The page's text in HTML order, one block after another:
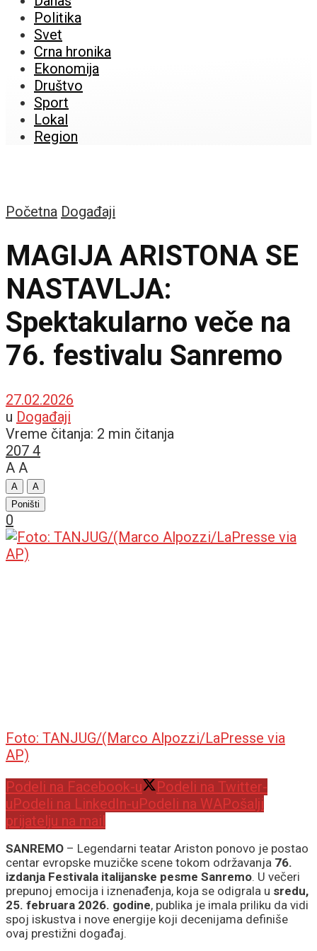
Politika
Svet
Crna hronika
Ekonomija
Društvo
Sport
Lokal
Region
Početna Događaji
MAGIJA ARISTONA SE
NASTAVLJA:
Spektakularno veče na
76. festivalu Sanremo
27.02.2026
u Događaji
Vreme čitanja: 2 min čitanja
207 4
A A
A
A
Poništi
0
Foto: TANJUG/(Marco Alpozzi/LaPresse via
AP)
Podeli na Facebook-u
Podeli na Twitter-
uPodeli na LinkedIn-uPodeli na WAPošalji
prijatelju na mail
SANREMO – Legendarni teatar Ariston ponovo je postao
centar evropske muzičke scene tokom održavanja 76.
izdanja Festivala italijanske pesme Sanremo. U večeri
prepunoj emocija i iznenađenja, koja se odigrala u sredu,
25. februara 2026. godine, publika je imala priliku da vidi
spoj iskustva i nove energije koji decenijama definiše
ovaj prestižni događaj.